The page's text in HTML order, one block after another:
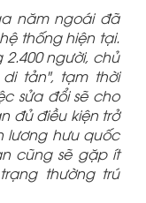
năm ngoái đã
thống hiện tại.
người, chủ
tản", tạm thời
sửa đổi sẽ cho
đủ điều kiện trở
lương hưu quốc
cũng sẽ gặp ít
thường trú